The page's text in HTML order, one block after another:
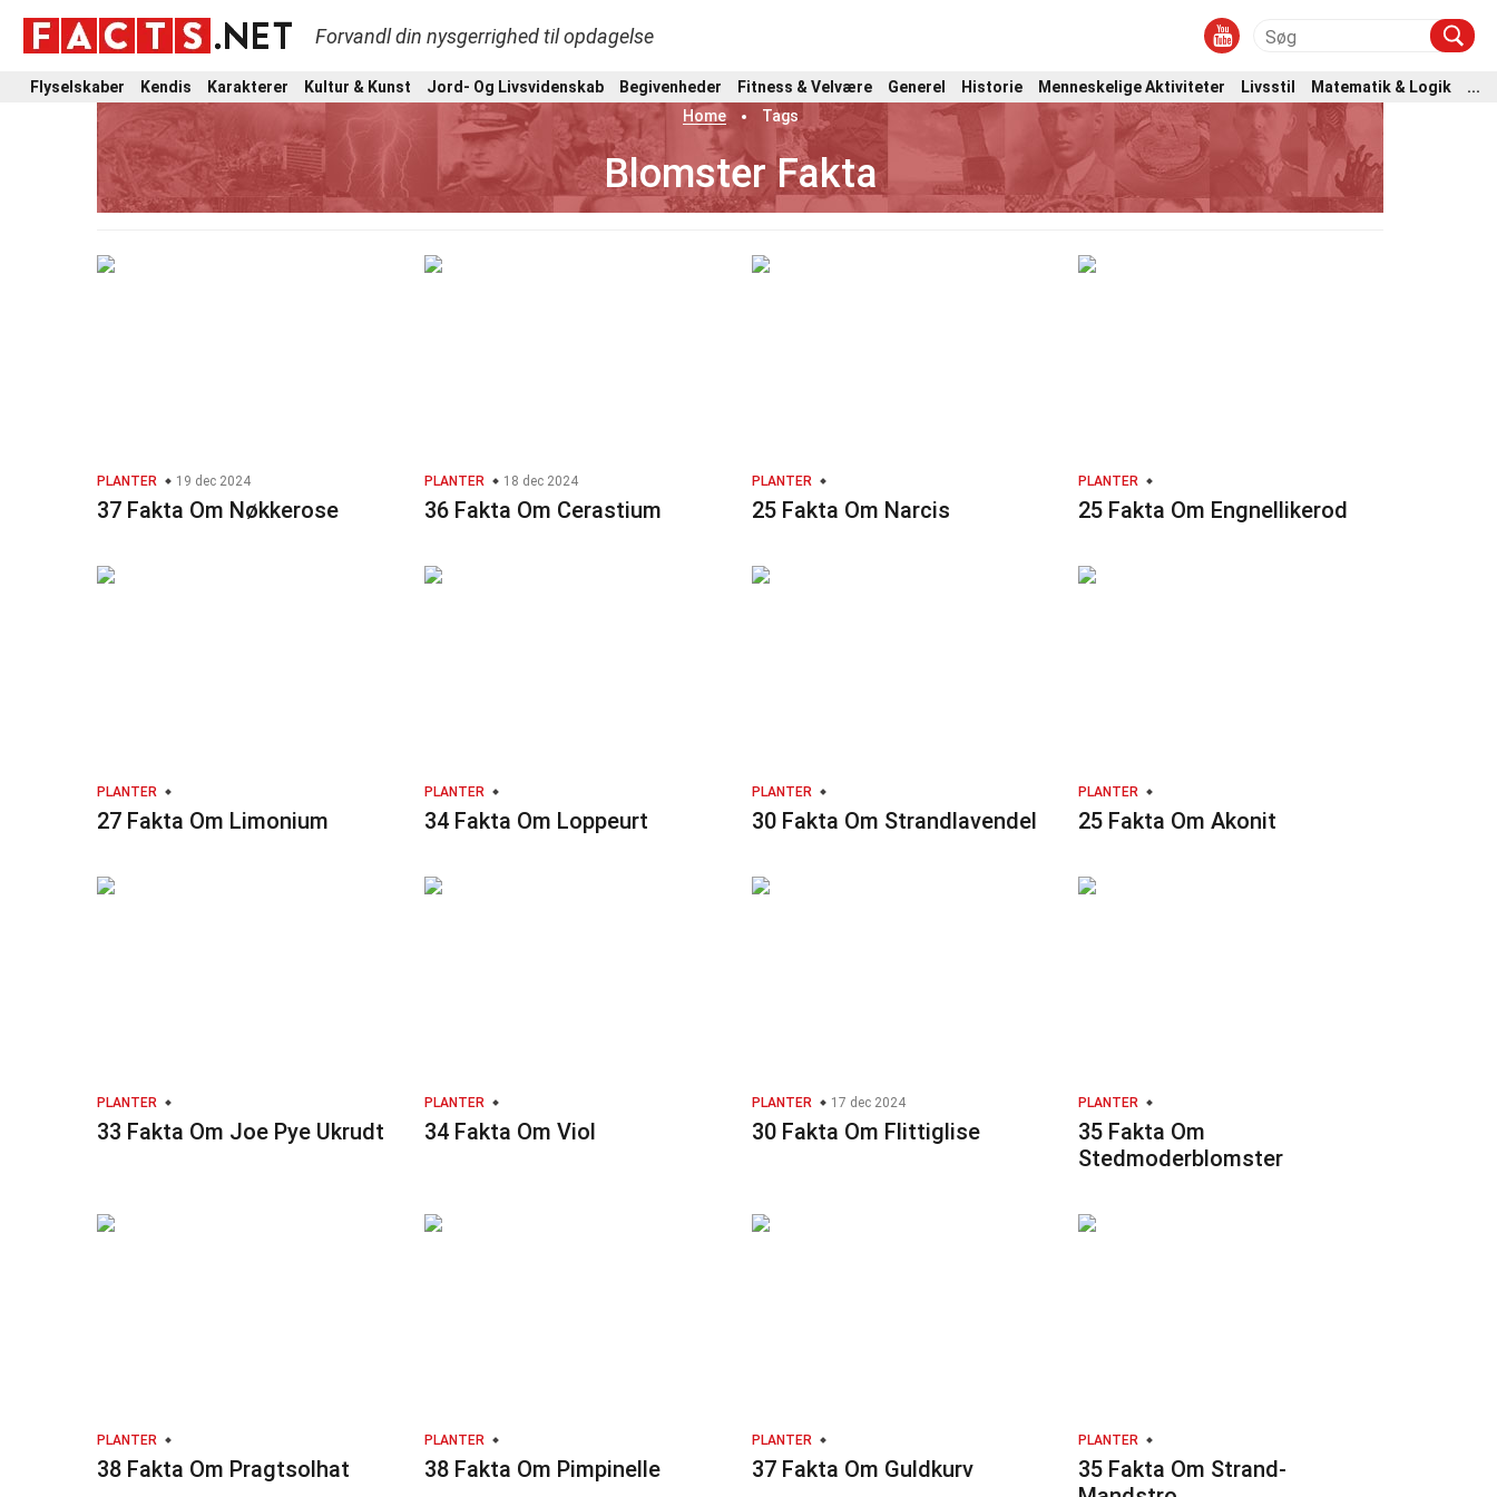
Forvandl din nysgerrighed til opdagelse
Flyselskaber Kendis Karakterer Kultur & Kunst Jord- Og Livsvidenskab Begivenheder Fitness & Velvære Generel Historie Menneskelige Aktiviteter Livsstil Matematik & Logik
...
Home
Tags
Blomster Fakta
PLANTER 19 dec 2024
37 Fakta Om Nøkkerose
PLANTER 18 dec 2024
36 Fakta Om Cerastium
PLANTER
25 Fakta Om Narcis
PLANTER
25 Fakta Om Engnellikerod
PLANTER
27 Fakta Om Limonium
PLANTER
34 Fakta Om Loppeurt
PLANTER
30 Fakta Om Strandlavendel
PLANTER
25 Fakta Om Akonit
PLANTER
33 Fakta Om Joe Pye Ukrudt
PLANTER
34 Fakta Om Viol
PLANTER 17 dec 2024
30 Fakta Om Flittiglise
PLANTER
35 Fakta Om
Stedmoderblomster
PLANTER
38 Fakta Om Pragtsolhat
PLANTER
38 Fakta Om Pimpinelle
PLANTER
37 Fakta Om Guldkurv
PLANTER
35 Fakta Om Strand-